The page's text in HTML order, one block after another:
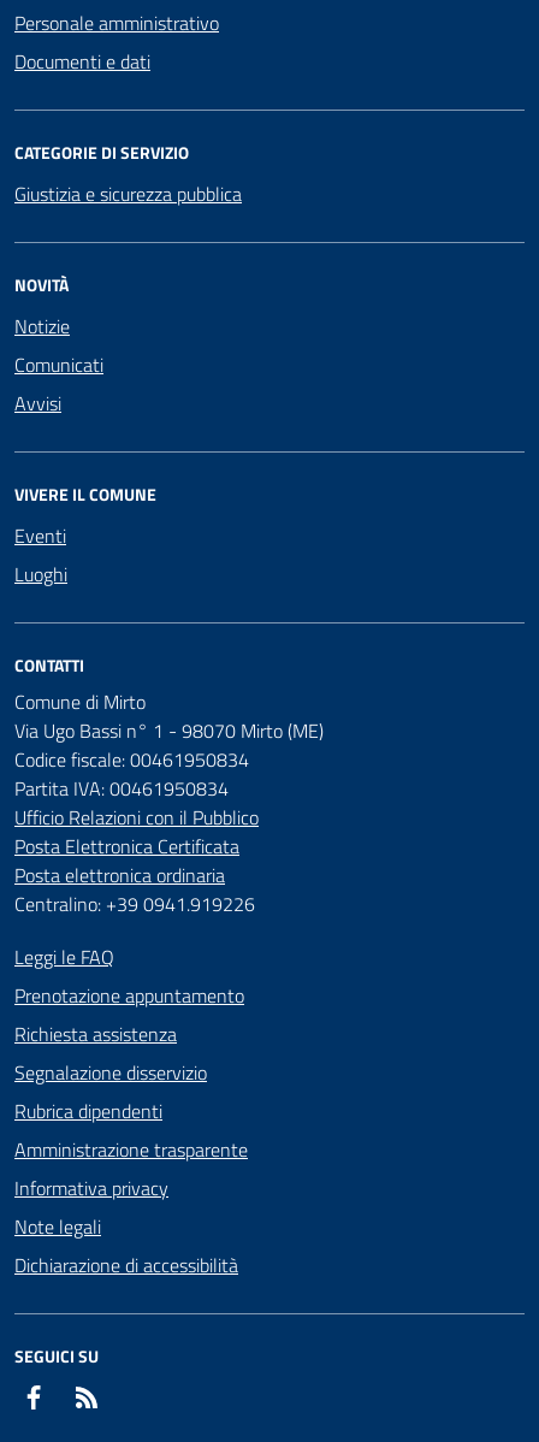
Personale amministrativo
Documenti e dati
CATEGORIE DI SERVIZIO
Giustizia e sicurezza pubblica
NOVITÀ
Notizie
Comunicati
Avvisi
VIVERE IL COMUNE
Eventi
Luoghi
CONTATTI
Comune di Mirto
Via Ugo Bassi n° 1 - 98070 Mirto (ME)
Codice fiscale: 00461950834
Partita IVA: 00461950834
Ufficio Relazioni con il Pubblico
Posta Elettronica Certificata
Posta elettronica ordinaria
Centralino: +39 0941.919226
Leggi le FAQ
Prenotazione appuntamento
Richiesta assistenza
Segnalazione disservizio
Rubrica dipendenti
Amministrazione trasparente
Informativa privacy
Note legali
Dichiarazione di accessibilità
SEGUICI SU
Facebook